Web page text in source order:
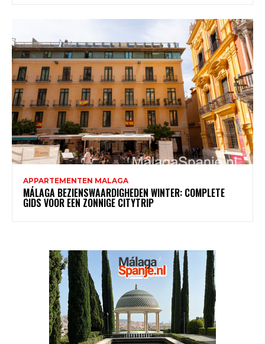
APPARTEMENTEN MALAGA
MÁLAGA BEZIENSWAARDIGHEDEN WINTER: COMPLETE
GIDS VOOR EEN ZONNIGE CITYTRIP